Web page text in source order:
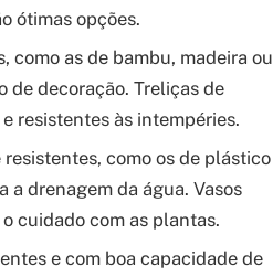
ótimas opções.
como as de bambu, madeira ou
de decoração. Treliças de
resistentes às intempéries.
como os de plástico
drenagem da água. Vasos
cuidado com as plantas.
e com boa capacidade de